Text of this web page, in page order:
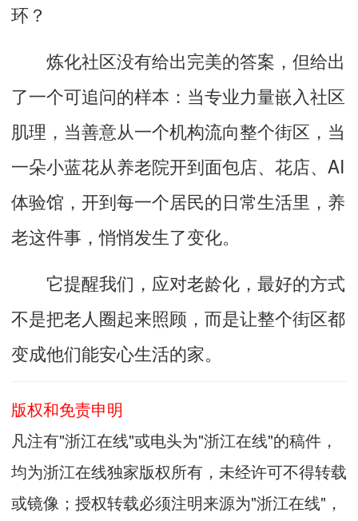
环？
炼化社区没有给出完美的答案，但给出
了一个可追问的样本：当专业力量嵌入社区
肌理，当善意从一个机构流向整个街区，当
一朵小蓝花从养老院开到面包店、花店、AI
体验馆，开到每一个居民的日常生活里，养
老这件事，悄悄发生了变化。
它提醒我们，应对老龄化，最好的方式
不是把老人圈起来照顾，而是让整个街区都
变成他们能安心生活的家。
版权和免责申明
凡注有"浙江在线"或电头为"浙江在线"的稿件，
均为浙江在线独家版权所有，未经许可不得转载
或镜像；授权转载必须注明来源为"浙江在线"，